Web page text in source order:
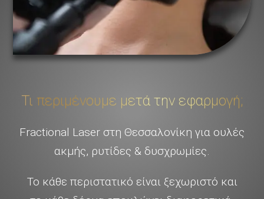
Τι περιμένουμε μετά την εφαρμογή;
Fractional Laser στη Θεσσαλονίκη για ουλές
ακμής, ρυτίδες & δυσχρωμίες.
Το κάθε περιστατικό είναι ξεχωριστό και